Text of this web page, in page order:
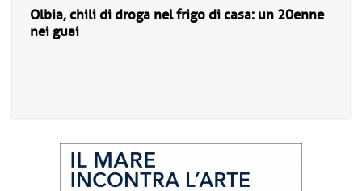
Olbia, chili di droga nel frigo di casa: un 20enne
nei guai